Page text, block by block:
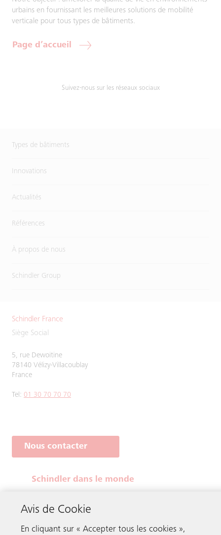
urbains en fournissant les meilleures solutions de mobilité
verticale pour tous types de bâtiments.
Page d’accueil
Suivez-nous sur les réseaux sociaux
Types de bâtiments
Innovations
Actualités
Références
À propos de nous
Schindler Group
Schindler France
Siège Social
5, rue Dewoitine
78140 Vélizy-Villacoublay
France
Tel: 01 30 70 70 70
Nous contacter
Schindler dans le monde
Mentions légales Conditions Générales en Ligne
Avis de Cookie
En cliquant sur « Accepter tous les cookies »,